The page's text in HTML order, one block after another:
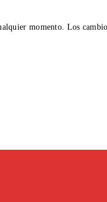
momento. Los